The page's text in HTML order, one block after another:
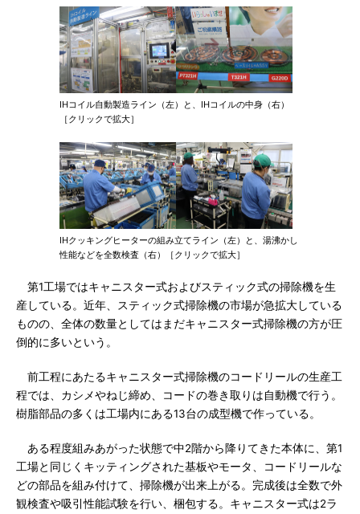
IHコイル自動製造ライン（左）と、IHコイルの中身（右）
［クリックで拡大］
IHクッキングヒーターの組み立てライン（左）と、湯沸かし
性能などを全数検査（右）［クリックで拡大］
第1工場ではキャニスター式およびスティック式の掃除機を生
産している。近年、スティック式掃除機の市場が急拡大している
ものの、全体の数量としてはまだキャニスター式掃除機の方が圧
倒的に多いという。
前工程にあたるキャニスター式掃除機のコードリールの生産工
程では、カシメやねじ締め、コードの巻き取りは自動機で行う。
樹脂部品の多くは工場内にある13台の成型機で作っている。
ある程度組みあがった状態で中2階から降りてきた本体に、第1
工場と同じくキッティングされた基板やモータ、コードリールな
どの部品を組み付けて、掃除機が出来上がる。完成後は全数で外
観検査や吸引性能試験を行い、梱包する。キャニスター式は2ラ